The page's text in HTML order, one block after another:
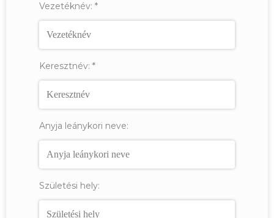
Vezetéknév: *
Keresztnév: *
Anyja leánykori neve:
Születési hely: